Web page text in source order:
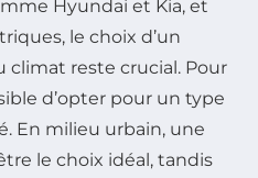
Hyundai et Kia, et
le choix d’un
reste crucial. Pour
d’opter pour un type
En milieu urbain, une
le choix idéal, tandis